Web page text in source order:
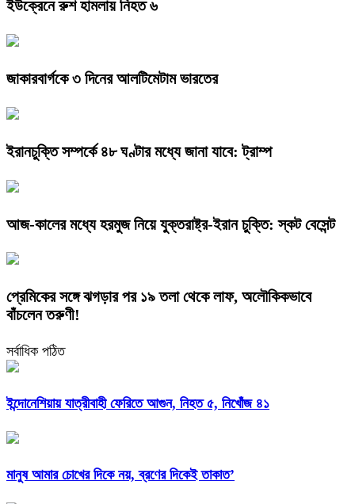
ইউক্রেনে রুশ হামলায় নিহত ৬
জাকারবার্গকে ৩ দিনের আলটিমেটাম ভারতের
ইরানচুক্তি সম্পর্কে ৪৮ ঘণ্টার মধ্যে জানা যাবে: ট্রাম্প
আজ-কালের মধ্যে হরমুজ নিয়ে যুক্তরাষ্ট্র-ইরান চুক্তি: স্কট বেসেন্ট
প্রেমিকের সঙ্গে ঝগড়ার পর ১৯ তলা থেকে লাফ, অলৌকিকভাবে
বাঁচলেন তরুণী!
সর্বাধিক পঠিত
ইন্দোনেশিয়ায় যাত্রীবাহী ফেরিতে আগুন, নিহত ৫, নিখোঁজ ৪১
মানুষ আমার চোখের দিকে নয়, ব্রণের দিকেই তাকাত’